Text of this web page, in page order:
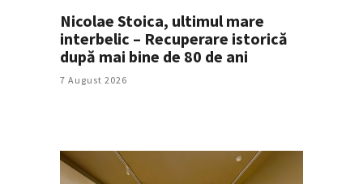
Nicolae Stoica, ultimul mare
interbelic – Recuperare istorică
după mai bine de 80 de ani
7 August 2026